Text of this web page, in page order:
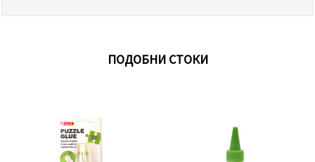
ПОДОБНИ СТОКИ